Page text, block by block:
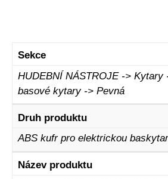
Sekce
HUDEBNÍ NÁSTROJE -> Kytary
basové kytary -> Pevná
Druh produktu
ABS kufr pro elektrickou
Název produktu